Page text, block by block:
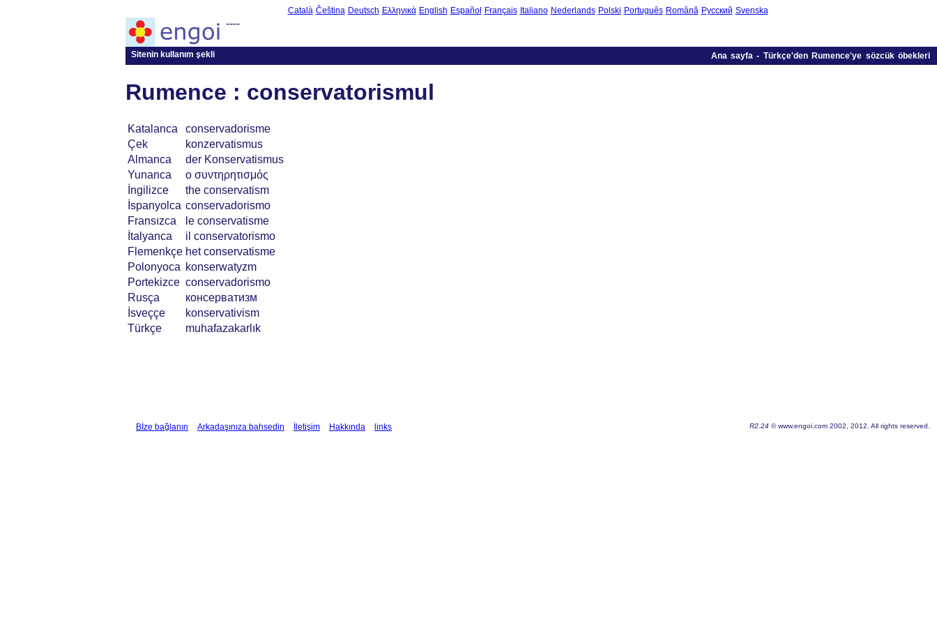
Català Čeština Deutsch Ελληνικά English Español Français Italiano Nederlands Polski Português Română Русский Svenska
----
Sitenin kullanım şekli Ana sayfa- Türkçe'den Rumence'ye sözcük öbekleri
Rumence : conservatorismul
Katalanca
conservadorisme
Çek
konzervatismus
Almanca
der Konservatismus
Yunanca
ο συντηρητισμός
İngilizce
the conservatism
İspanyolca conservadorismo
Fransızca
le conservatisme
İtalyanca
il conservatorismo
Flemenkçe het conservatisme
Polonyoca konserwatyzm
Portekizce conservadorismo
Rusça
консерватизм
İsveççe
konservativism
Türkçe
muhafazakarlık
Bİze bağlanın Arkadaşınıza bahsedin İletişim Hakkında links R2.24 © www.engoi.com 2002, 2012. All rights reserved.